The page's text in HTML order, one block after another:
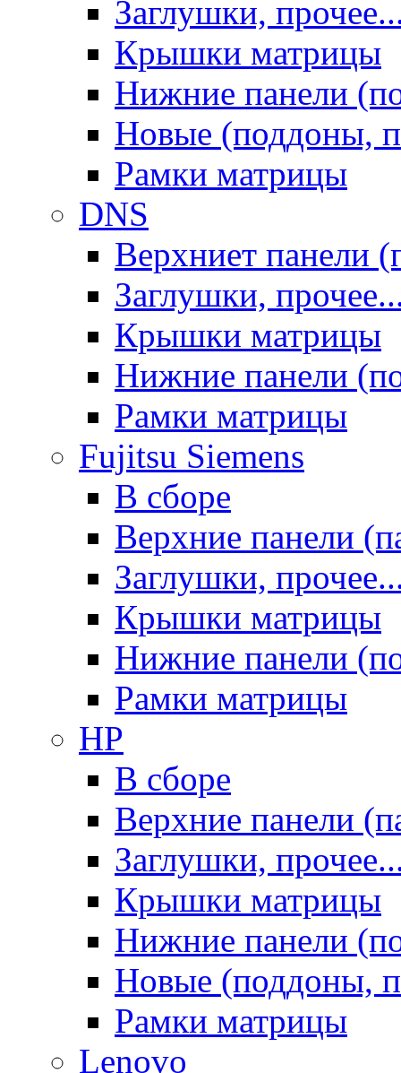
Заглушки,
Крышки матрицы
Нижние панели
Новые (поддоны,
Рамки матрицы
DNS
Верхниет панели
Заглушки,
Крышки матрицы
Нижние панели
Рамки матрицы
Fujitsu Siemens
В сборе
Верхние панели
Заглушки,
Крышки матрицы
Нижние панели
Рамки матрицы
HP
В сборе
Верхние панели
Заглушки,
Крышки матрицы
Нижние панели
Новые (поддоны,
Рамки матрицы
Lenovo